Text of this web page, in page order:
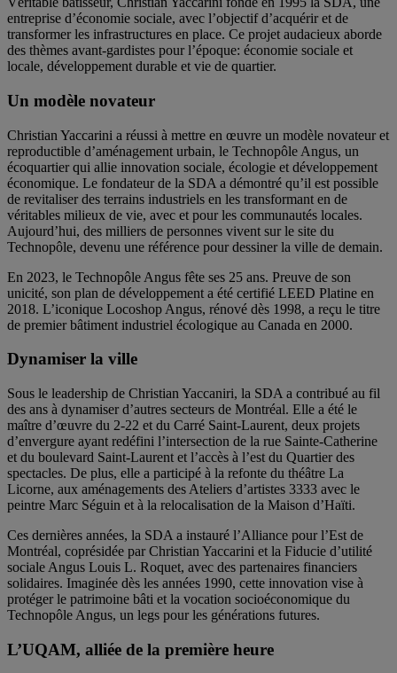
entreprise d’économie sociale, avec l’objectif d’acquérir et de
transformer les infrastructures en place. Ce projet audacieux aborde
des thèmes avant-gardistes pour l’époque: économie sociale et
locale, développement durable et vie de quartier.
Un modèle novateur
Christian Yaccarini a réussi à mettre en œuvre un modèle novateur et
reproductible d’aménagement urbain, le Technopôle Angus, un
écoquartier qui allie innovation sociale, écologie et développement
économique. Le fondateur de la SDA a démontré qu’il est possible
de revitaliser des terrains industriels en les transformant en de
véritables milieux de vie, avec et pour les communautés locales.
Aujourd’hui, des milliers de personnes vivent sur le site du
Technopôle, devenu une référence pour dessiner la ville de demain.
En 2023, le Technopôle Angus fête ses 25 ans. Preuve de son
unicité, son plan de développement a été certifié LEED Platine en
2018. L’iconique Locoshop Angus, rénové dès 1998, a reçu le titre
de premier bâtiment industriel écologique au Canada en 2000.
Dynamiser la ville
Sous le leadership de Christian Yaccaniri, la SDA a contribué au fil
des ans à dynamiser d’autres secteurs de Montréal. Elle a été le
maître d’œuvre du 2-22 et du Carré Saint-Laurent, deux projets
d’envergure ayant redéfini l’intersection de la rue Sainte-Catherine
et du boulevard Saint-Laurent et l’accès à l’est du Quartier des
spectacles. De plus, elle a participé à la refonte du théâtre La
Licorne, aux aménagements des Ateliers d’artistes 3333 avec le
peintre Marc Séguin et à la relocalisation de la Maison d’Haïti.
Ces dernières années, la SDA a instauré l’Alliance pour l’Est de
Montréal, coprésidée par Christian Yaccarini et la Fiducie d’utilité
sociale Angus Louis L. Roquet, avec des partenaires financiers
solidaires. Imaginée dès les années 1990, cette innovation vise à
protéger le patrimoine bâti et la vocation socioéconomique du
Technopôle Angus, un legs pour les générations futures.
L’UQAM, alliée de la première heure